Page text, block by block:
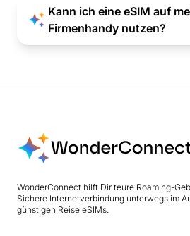
Kann ich eine eSIM auf
Firmenhandy nutzen?
WonderConnect hilft Dir teure Roaming-
Sichere Internetverbindung unterwegs im
günstigen Reise eSIMs.